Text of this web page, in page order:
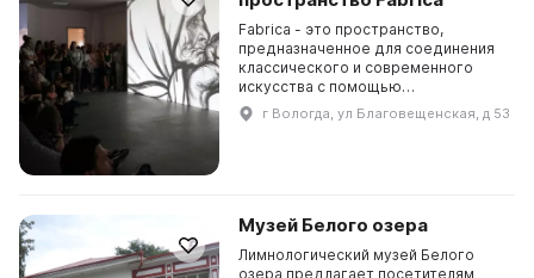
Fabrica - это пространство,
предназначенное для соединения
классического и современного
искусства с помощью
технологических решений.
Расположенное в бывшей швейной
г Вологда, ул Благовещенская, д 53
Музей Белого озера
Лимнологический музей Белого
озера предлагает посетителям